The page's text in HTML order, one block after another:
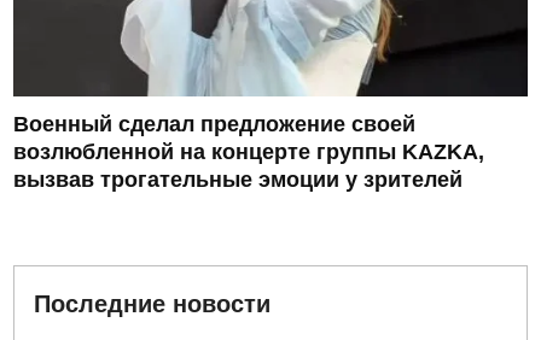
Военный сделал предложение своей
возлюбленной на концерте группы KAZKA,
вызвав трогательные эмоции у зрителей
Последние новости